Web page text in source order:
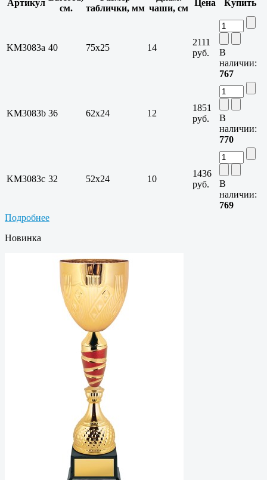
Артикул
см.
таблички, мм чаши, см
Цена Купить
KM3083a 40 75х25 14
2111
руб.
В
наличии:
767
KM3083b 36 62х24 12
1851
руб.
В
наличии:
770
KM3083c 32 52х24 10
1436
руб.
В
наличии:
769
Подробнее
Новинка